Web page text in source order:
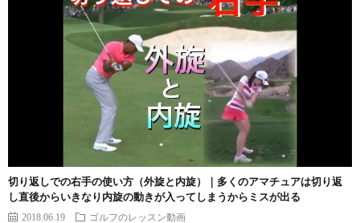
切り返しでの右手の使い方（外旋と内旋）｜多くのアマチュアは切り返
し直後からいきなり内旋の動きが入ってしまうからミスが出る
2018.06.19 ゴルフのレッスン動画